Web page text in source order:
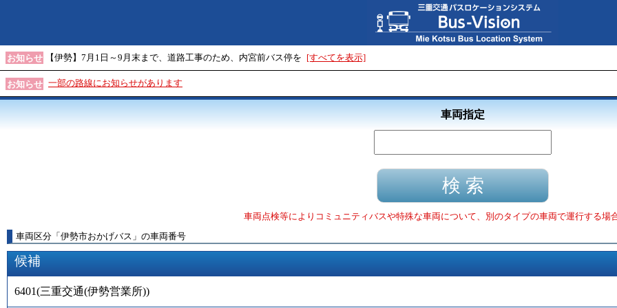
お知らせ 【伊勢】7月1日～9月末まで、道路工事のため、内宮前バス停を [すべてを表示]
お知らせ 一部の路線にお知らせがあります
車両指定
車両点検等によりコミュニティバスや特殊な車両について、別のタイプの車両で運行する場
車両区分 「 伊勢市おかげバス 」 の車両番号
候補
6401(三重交通(伊勢営業所))